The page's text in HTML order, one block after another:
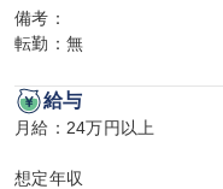
備考：
転勤：無
給与
月給：24万円以上
想定年収